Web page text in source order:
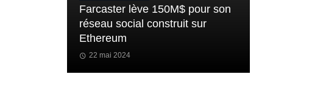
Farcaster lève 150M$ pour son
réseau social construit sur
Ethereum
22 mai 2024